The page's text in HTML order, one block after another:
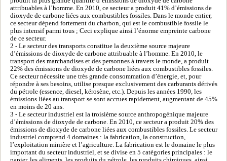
attribuables à l’homme. En 2010, ce secteur a produit 41% d’émissions de
dioxyde de carbone liées aux combustibles fossiles. Dans le monde entier,
ce secteur dépend fortement du charbon, qui est le combustible fossile le
plus intensif parmi tous ; Ceci explique ainsi l’énorme empreinte carbone
de ce secteur.
2 - Le secteur des transports constitue la deuxième source majeure
d’émissions de dioxyde de carbone attribuable à l’homme. En 2010, le
transport des marchandises et des personnes à travers le monde, a produit
22% des émissions de dioxyde de carbone liées aux combustibles fossiles.
Ce secteur nécessite une très grande consommation d’énergie, et, pour
répondre à ses besoins, utilise presque exclusivement des carburants dérivés
du pétrole (essence, diesel, kérosène, etc.). Depuis les années 1990, les
émissions liées au transport se sont accrues rapidement, augmentant de 45%
en moins de 20 ans.
3 - Le secteur industriel est la troisième source anthropogénique majeure
d’émissions de dioxyde de carbone. En 2010, ce secteur a produit 20% des
émissions de dioxyde de carbone liées aux combustibles fossiles. Le secteur
industriel comprend 4 domaines : la fabrication, la construction,
l’exploitation minière et l’agriculture. La fabrication est le domaine le plus
important du secteur industriel, et se divise en 5 catégories principales : le